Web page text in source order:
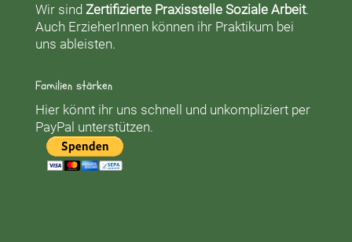
Wir sind Zertifizierte Praxisstelle Soziale Arbeit.
Auch ErzieherInnen können ihr Praktikum bei
uns ableisten.
Familien stärken
Hier könnt ihr uns schnell und unkompliziert per
PayPal unterstützen.